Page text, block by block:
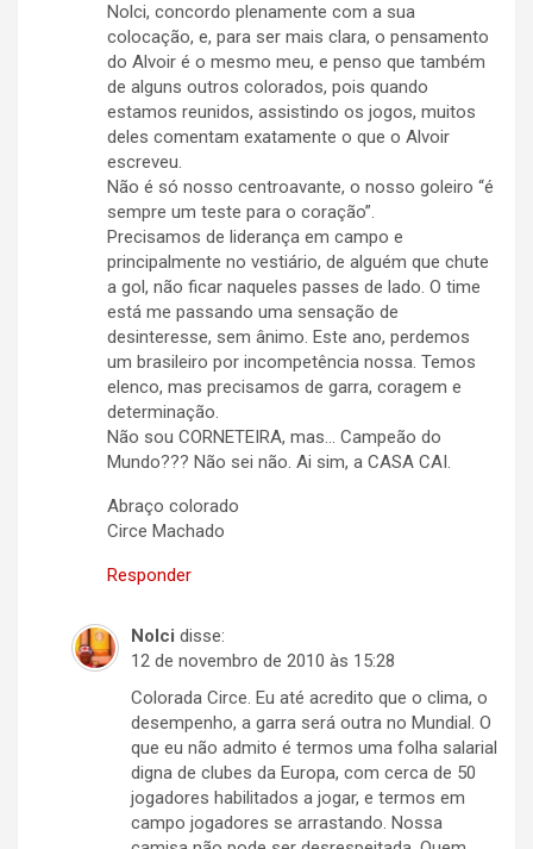
Nolci, concordo plenamente com a sua
colocação, e, para ser mais clara, o pensamento
do Alvoir é o mesmo meu, e penso que também
de alguns outros colorados, pois quando
estamos reunidos, assistindo os jogos, muitos
deles comentam exatamente o que o Alvoir
escreveu.
Não é só nosso centroavante, o nosso goleiro “é
sempre um teste para o coração”.
Precisamos de liderança em campo e
principalmente no vestiário, de alguém que chute
a gol, não ficar naqueles passes de lado. O time
está me passando uma sensação de
desinteresse, sem ânimo. Este ano, perdemos
um brasileiro por incompetência nossa. Temos
elenco, mas precisamos de garra, coragem e
determinação.
Não sou CORNETEIRA, mas… Campeão do
Mundo??? Não sei não. Ai sim, a CASA CAI.
Abraço colorado
Circe Machado
Responder
Nolci disse:
12 de novembro de 2010 às 15:28
Colorada Circe. Eu até acredito que o clima, o
desempenho, a garra será outra no Mundial. O
que eu não admito é termos uma folha salarial
digna de clubes da Europa, com cerca de 50
jogadores habilitados a jogar, e termos em
campo jogadores se arrastando. Nossa